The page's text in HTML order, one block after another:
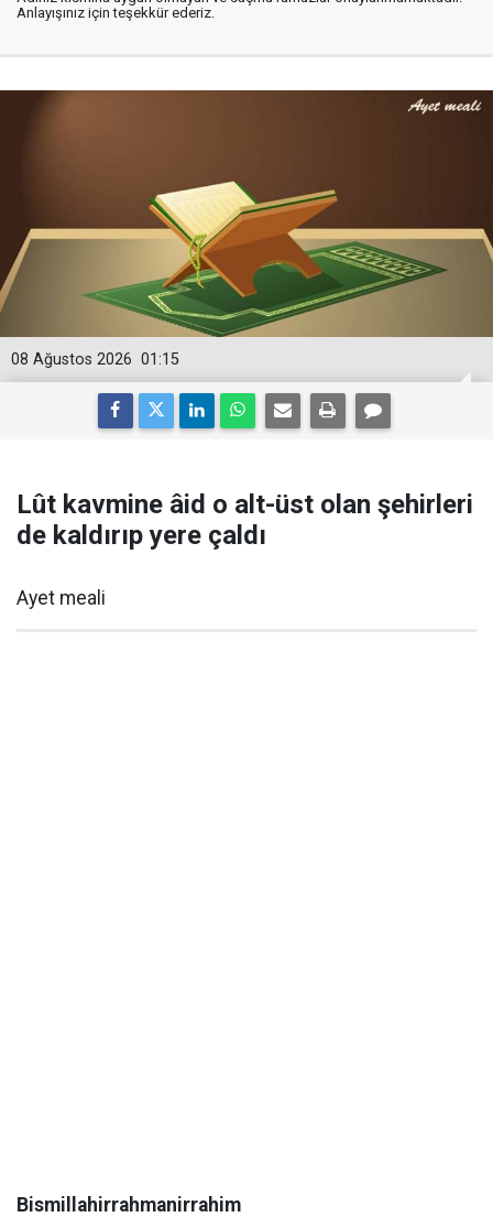
Anlayışınız için teşekkür ederiz.
01:15
08 Ağustos 2026
Lût kavmine âid o alt-üst olan şehirleri
de kaldırıp yere çaldı
Ayet meali
Bismillahirrahmanirrahim